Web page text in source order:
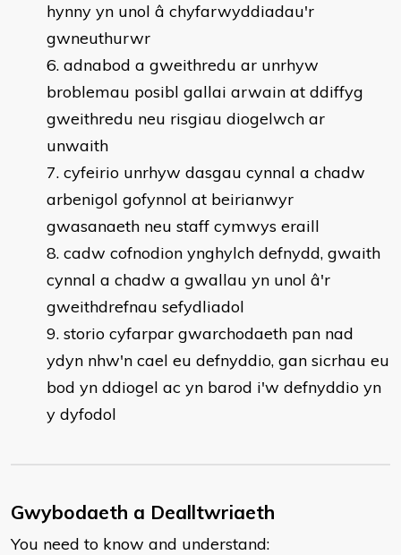
hynny yn unol â chyfarwyddiadau'r
gwneuthurwr
adnabod a gweithredu ar unrhyw
broblemau posibl gallai arwain at ddiffyg
gweithredu neu risgiau diogelwch ar
unwaith
cyfeirio unrhyw dasgau cynnal a chadw
arbenigol gofynnol at beirianwyr
gwasanaeth neu staff cymwys eraill
cadw cofnodion ynghylch defnydd, gwaith
cynnal a chadw a gwallau yn unol â'r
gweithdrefnau sefydliadol
storio cyfarpar gwarchodaeth pan nad
ydyn nhw'n cael eu defnyddio, gan sicrhau eu
bod yn ddiogel ac yn barod i'w defnyddio yn
y dyfodol
Gwybodaeth a Dealltwriaeth
You need to know and understand: